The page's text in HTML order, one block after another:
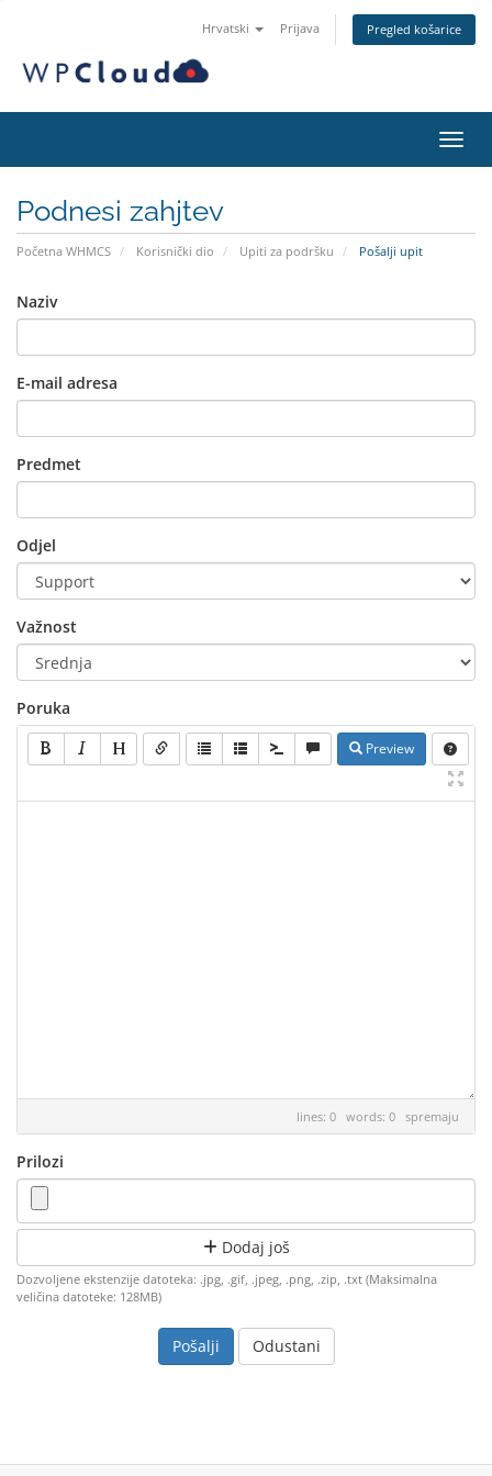
Hrvatski Prijava Pregled košarice
Podnesi zahjtev
Početna WHMCS Korisnički dio Upiti za podršku Pošalji upit
Naziv
E-mail adresa
Predmet
Odjel
Važnost
Poruka
Preview
lines: 0 words: 0 spremaju
Prilozi
Dodaj još
Dozvoljene ekstenzije datoteka: .jpg, .gif, .jpeg, .png, .zip, .txt (Maksimalna
veličina datoteke: 128MB)
Odustani